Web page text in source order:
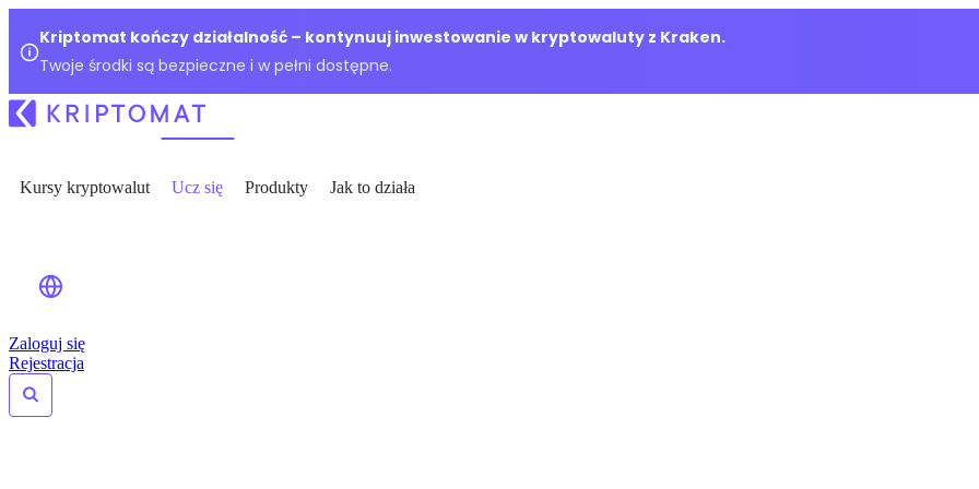
Kriptomat kończy działalność – kontynuuj inwestowanie w kryptowaluty z Kraken.
Twoje środki są bezpieczne i w pełni dostępne.
Kursy kryptowalut Ucz się Produkty Jak to działa
Zaloguj się
Rejestracja